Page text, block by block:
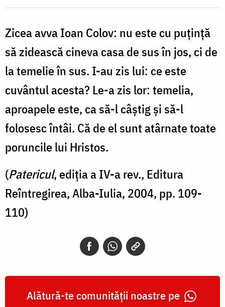
nostru
Zicea avva Ioan Colov: nu este cu puțință
să zidească cineva casa de sus în jos, ci de
la temelie în sus. I-au zis lui: ce este
cuvântul acesta? Le-a zis lor: temelia,
aproapele este, ca să-l câștig și să-l
folosesc întâi. Că de el sunt atârnate toate
poruncile lui Hristos.
(Patericul, ediția a IV-a rev., Editura
Reîntregirea, Alba-Iulia, 2004, pp. 109-
110)
Alătură-te comunității noastre pe